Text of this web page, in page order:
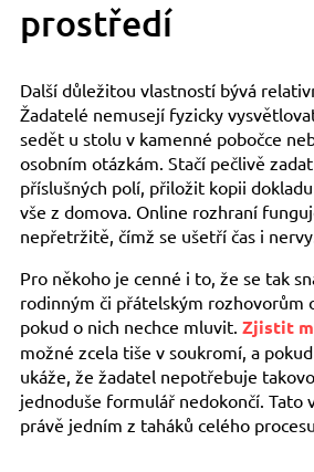
prostředí
Další důležitou vlastností bývá
Žadatelé nemusejí fyzicky
sedět u stolu v kamenné pobočce
osobním otázkám. Stačí pečlivě
příslušných polí, přiložit kopii
vše z domova. Online rozhraní
nepřetržitě, čímž se ušetří čas i
Pro někoho je cenné i to, že se tak
rodinným či přátelským rozhovorům
pokud o nich nechce mluvit. Zjistit
možné zcela tiše v soukromí, a
ukáže, že žadatel nepotřebuje
jednoduše formulář nedokončí. Tato
právě jedním z taháků celého